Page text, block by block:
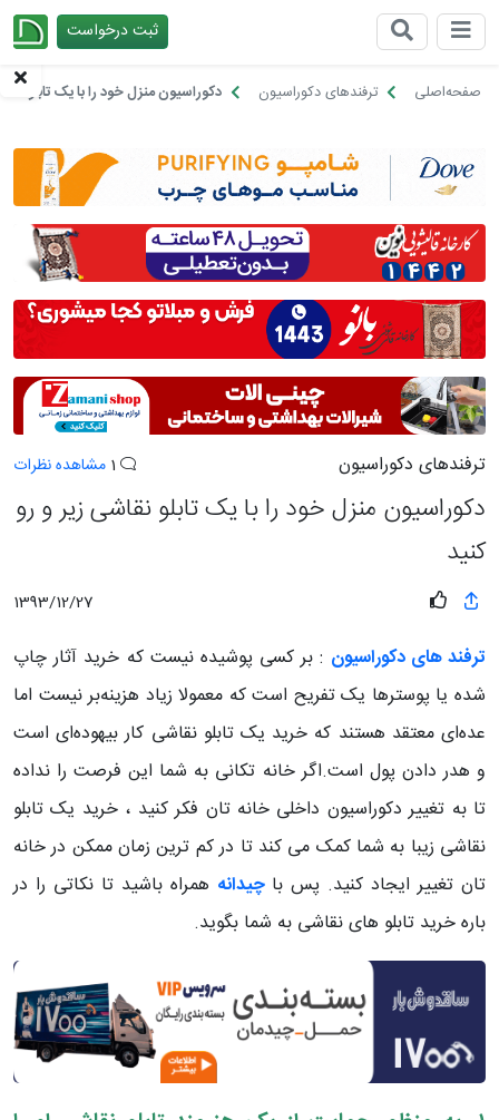
ثبت درخواست
صفحه‌اصلی ترفندهای دکوراسیون دکوراسیون منزل خود را با یک تابلو
ترفندهای دکوراسیون مشاهده نظرات
دکوراسیون منزل خود را با یک تابلو نقاشی زیر و رو
کنید
1393/12/27
ترفند های دکوراسیون : بر کسی پوشیده نیست که خرید آثار چاپ
شده یا پوسترها یک تفریح است که معمولا زیاد هزینه‌بر نیست اما
عده‌ای معتقد هستند که خرید یک تابلو نقاشی کار بیهوده‌ای است
و هدر دادن پول است.اگر خانه تکانی به شما این فرصت را نداده
تا به تغییر دکوراسیون داخلی خانه تان فکر کنید ، خرید یک تابلو
نقاشی زیبا به شما کمک می کند تا در کم ترین زمان ممکن در خانه
تان تغییر ایجاد کنید. پس باچیدانه همراه باشید تا نکاتی را در
باره خرید تابلو های نقاشی به شما بگوید.